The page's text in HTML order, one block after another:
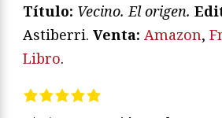
Título: Vecino. El origen.
Astiberri. Venta: Amazon,
Libro.